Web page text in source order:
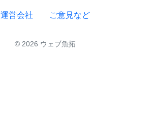
運営会社 ご意見など
© 2026 ウェブ魚拓